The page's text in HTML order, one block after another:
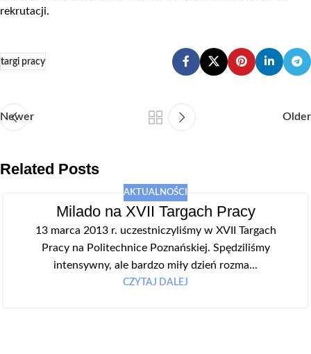
rekrutacji.
targi pracy
Newer Older
Related Posts
AKTUALNOŚCI
Milado na XVII Targach Pracy
13 marca 2013 r. uczestniczyliśmy w XVII Targach
Pracy na Politechnice Poznańskiej. Spędziliśmy
intensywny, ale bardzo miły dzień rozma...
CZYTAJ DALEJ